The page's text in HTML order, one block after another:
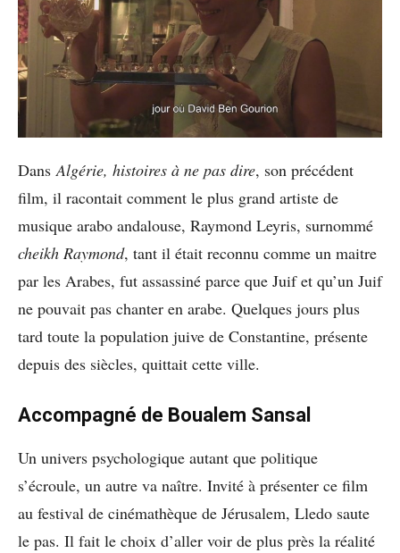
Dans Algérie, histoires à ne pas dire, son précédent
film, il racontait comment le plus grand artiste de
musique arabo andalouse, Raymond Leyris, surnommé
cheikh Raymond, tant il était reconnu comme un maitre
par les Arabes, fut assassiné parce que Juif et qu’un Juif
ne pouvait pas chanter en arabe. Quelques jours plus
tard toute la population juive de Constantine, présente
depuis des siècles, quittait cette ville.
Accompagné de Boualem Sansal
Un univers psychologique autant que politique
s’écroule, un autre va naître. Invité à présenter ce film
au festival de cinémathèque de Jérusalem, Lledo saute
le pas. Il fait le choix d’aller voir de plus près la réalité